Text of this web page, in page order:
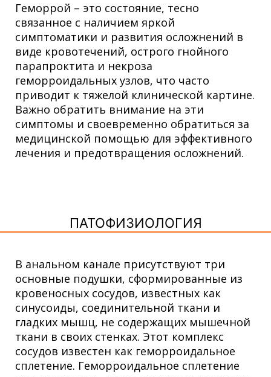
Геморрой – это состояние, тесно
связанное с наличием яркой
симптоматики и развития осложнений в
виде кровотечений, острого гнойного
парапроктита и некроза
геморроидальных узлов, что часто
приводит к тяжелой клинической картине.
Важно обратить внимание на эти
симптомы и своевременно обратиться за
медицинской помощью для эффективного
лечения и предотвращения осложнений.
ПАТОФИЗИОЛОГИЯ
В анальном канале присутствуют три
основные подушки, сформированные из
кровеносных сосудов, известных как
синусоиды, соединительной ткани и
гладких мышц, не содержащих мышечной
ткани в своих стенках. Этот комплекс
сосудов известен как геморроидальное
сплетение. Геморроидальное сплетение